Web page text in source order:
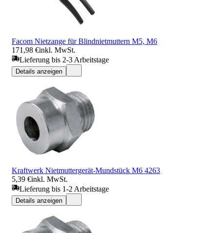
Facom Nietzange für Blindnietmuttern M5, M6
171,98 €inkl. MwSt.
Lieferung bis 2-3 Arbeitstage
Details anzeigen
Kraftwerk Nietmuttergerät-Mundstück M6 4263
5,39 €inkl. MwSt.
Lieferung bis 1-2 Arbeitstage
Details anzeigen